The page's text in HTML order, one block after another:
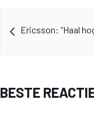
Ericsson: “Haal
BESTE